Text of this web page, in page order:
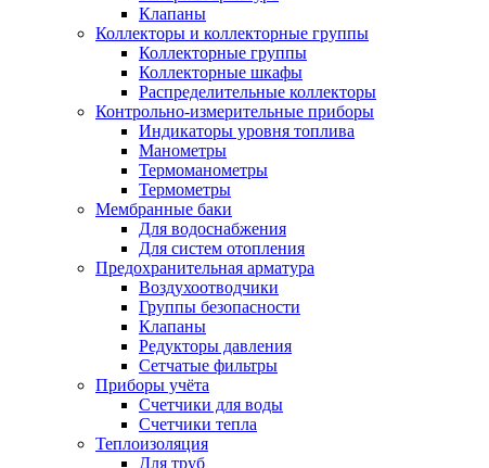
Клапаны
Коллекторы и коллекторные группы
Коллекторные группы
Коллекторные шкафы
Распределительные коллекторы
Контрольно-измерительные приборы
Индикаторы уровня топлива
Манометры
Термоманометры
Термометры
Мембранные баки
Для водоснабжения
Для систем отопления
Предохранительная арматура
Воздухоотводчики
Группы безопасности
Клапаны
Редукторы давления
Сетчатые фильтры
Приборы учёта
Счетчики для воды
Счетчики тепла
Теплоизоляция
Для труб